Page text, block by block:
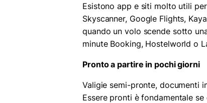
Esistono app e siti molto utili
Skyscanner, Google Flights,
quando un volo scende sotto
minute Booking, Hostelworld o
Pronto a partire in pochi giorni
Valigie semi-pronte, documenti
Essere pronti è fondamentale